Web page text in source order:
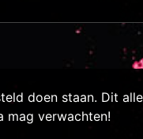
doen staan. Dit
mag verwachten!